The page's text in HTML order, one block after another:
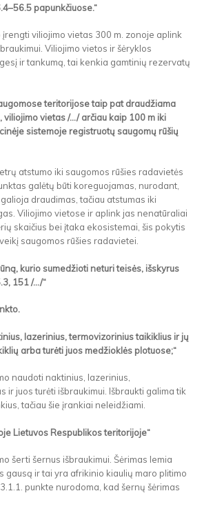
papunkčiuose.“
viliojimo vietas 300 m. zonoje aplink
Viliojimo vietos ir šėryklos
ir tankumą, tai kenkia gamtinių rezervatų
teritorijose taip pat draudžiama
vietas /.../ arčiau kaip 100 m iki
sistemoje registruotų saugomų rūšių
atstumo iki saugomos rūšies radavietės
galėtų būti koreguojamas, nurodant,
draudimas, tačiau atstumas iki
Viliojimo vietose ir aplink jas nenatūraliai
skaičius bei įtaka ekosistemai, šis pokytis
saugomos rūšies radavietei.
kurio sumedžioti neturi teisės, išskyrus
151 /.../“
lazerinius, termovizorinius taikiklius ir jų
arba turėti juos medžioklės plotuose;“
naudoti naktinius, lazerinius,
ir juos turėti išbraukimui. Išbraukti galima tik
tačiau šie įrankiai neleidžiami.
Lietuvos Respublikos teritorijoje“
šerti šernus išbraukimui. Šėrimas lemia
gausą ir tai yra afrikinio kiaulių maro plitimo
punkte nurodoma, kad šernų šėrimas